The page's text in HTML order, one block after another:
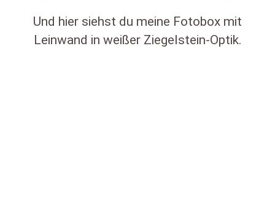
Und hier siehst du meine Fotobox mit
Leinwand in weißer Ziegelstein-Optik.